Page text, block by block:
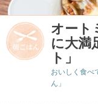
オート
に大満
ト」
おいしく食べ
ん」